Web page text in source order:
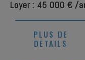
Loyer : 45 000 € /
PLUS DE
DETAILS